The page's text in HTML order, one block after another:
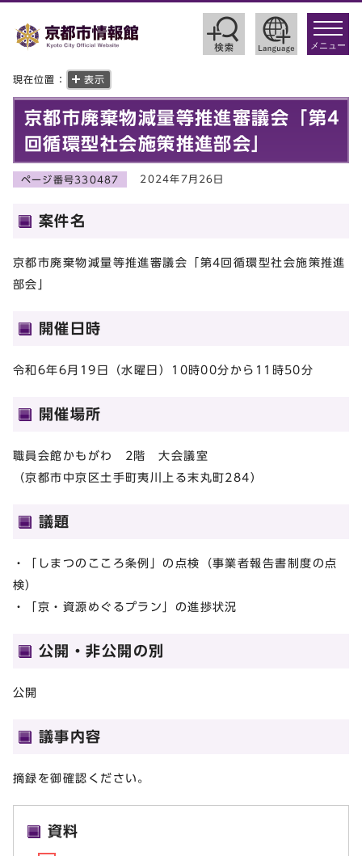
toggle
メニュー
現在位置： 表示
京都市廃棄物減量等推進審議会「第4
回循環型社会施策推進部会」
ページ番号330487 2024年7月26日
案件名
京都市廃棄物減量等推進審議会「第4回循環型社会施策推進
部会」
開催日時
令和6年6月19日（水曜日）10時00分から11時50分
開催場所
職員会館かもがわ 2階 大会議室
（京都市中京区土手町夷川上る末丸町284）
議題
・「しまつのこころ条例」の点検（事業者報告書制度の点
検）
・「京・資源めぐるプラン」の進捗状況
公開・非公開の別
公開
議事内容
摘録を御確認ください。
資料